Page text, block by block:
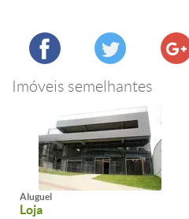
Imóveis semelhantes
Aluguel
Loja